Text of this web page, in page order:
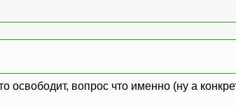
освободит, вопрос что именно (ну а